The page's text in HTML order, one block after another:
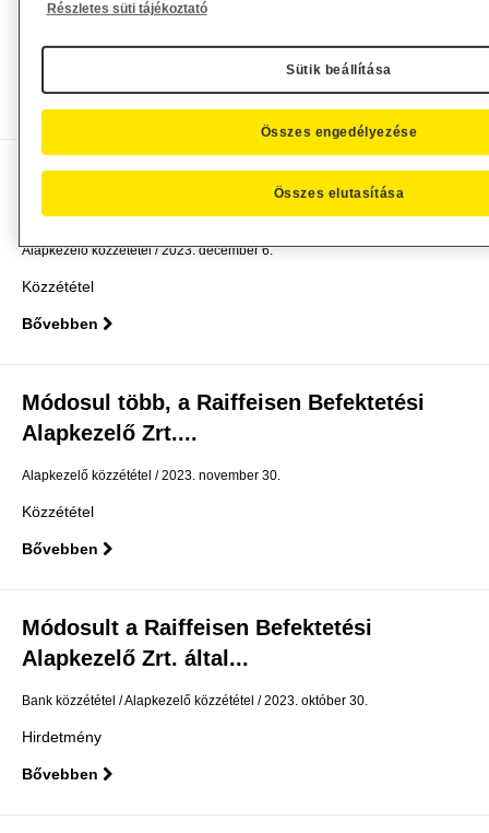
Bővebben
Módosul a Raiffeisen Befektetési
Alapkezelő Zrt. által...
Alapkezelő közzététel 2023. december 6.
Közzététel
Bővebben
Módosul több, a Raiffeisen Befektetési
Alapkezelő Zrt....
Alapkezelő közzététel 2023. november 30.
Közzététel
Bővebben
Módosult a Raiffeisen Befektetési
Alapkezelő Zrt. által...
Bank közzététel Alapkezelő közzététel 2023. október 30.
Hirdetmény
Bővebben
Részletes süti tájékoztató
Sütik beállítása
Összes elutasítása
Összes engedélyezése